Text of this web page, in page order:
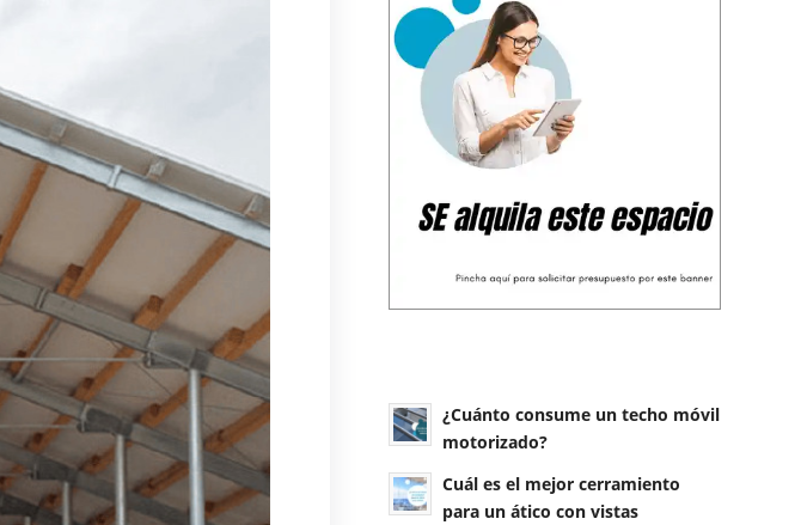
¿Cuánto consume un techo móvil
motorizado?
Cuál es el mejor cerramiento
para un ático con vistas